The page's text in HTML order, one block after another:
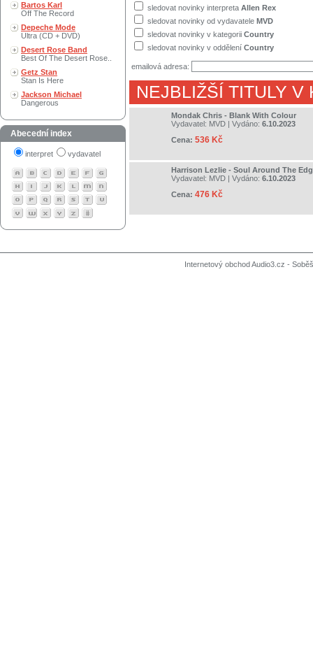
Bartos Karl
Off The Record
Depeche Mode
Ultra (CD + DVD)
Desert Rose Band
Best Of The Desert Rose..
Getz Stan
Stan Is Here
Jackson Michael
Dangerous
Abecední index
interpret vydavatel
sledovat novinky interpreta Allen Rex
sledovat novinky od vydavatele MVD
sledovat novinky v kategorii Country
sledovat novinky v oddělení Country
emailová adresa:
NEJBLIŽŠÍ TITULY V
Mondak Chris - Blank With Colour
Vydavatel: MVD | Vydáno: 6.10.2023
Cena: 536 Kč
Harrison Lezlie - Soul Around The
Vydavatel: MVD | Vydáno: 6.10.2023
Cena: 476 Kč
Internetový obchod Audio3.cz -